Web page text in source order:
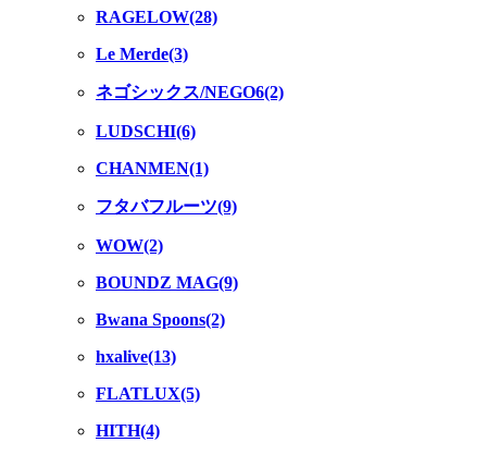
RAGELOW(28)
Le Merde(3)
ネゴシックス/NEGO6(2)
LUDSCHI(6)
CHANMEN(1)
フタバフルーツ(9)
WOW(2)
BOUNDZ MAG(9)
Bwana Spoons(2)
hxalive(13)
FLATLUX(5)
HITH(4)